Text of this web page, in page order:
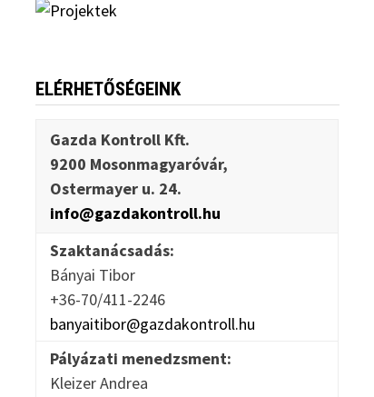
ELÉRHETŐSÉGEINK
Gazda Kontroll Kft.
9200 Mosonmagyaróvár,
Ostermayer u. 24.
info@gazdakontroll.hu
Szaktanácsadás:
Bányai Tibor
+36-70/411-2246
banyaitibor@gazdakontroll.hu
Pályázati menedzsment:
Kleizer Andrea